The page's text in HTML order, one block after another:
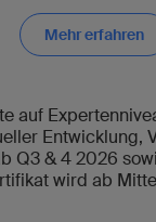
Mehr erfahren
auf
Entwicklung,
Q3 & 4 2026
wird ab